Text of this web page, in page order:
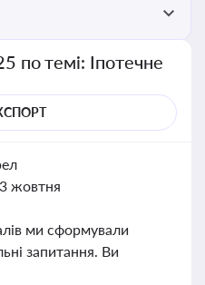
по темі: Іпотечне
3 жовтня
ми сформували
запитання. Ви